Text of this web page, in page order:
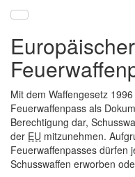
Europäischer
Mit dem Waffengesetz
Feuerwaffenpass als
Berechtigung dar,
der EU mitzunehmen.
Feuerwaffenpasses dürfen
Schusswaffen erworben